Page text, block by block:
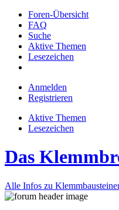
Foren-Übersicht
FAQ
Suche
Aktive Themen
Lesezeichen
Anmelden
Registrieren
Aktive Themen
Lesezeichen
Das
Alle Infos zu